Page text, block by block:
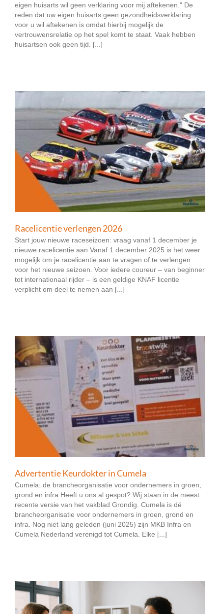
eigen huisarts wil geen verklaring voor mij aftekenen." De
reden dat uw eigen huisarts geen gezondheidsverklaring
voor u wil aftekenen is omdat hierbij mogelijk de
vertrouwensrelatie op het spel komt te staat. Vaak hebben
huisartsen ook geen tijd. [...]
Racelicentie verlengen 2026
Start jouw nieuwe raceseizoen: vraag vanaf 1 december je
nieuwe racelicentie aan Vanaf 1 december 2025 is het weer
mogelijk om je racelicentie aan te vragen of te verlengen
voor het nieuwe seizoen. Voor iedere coureur – van beginner
tot internationaal rijder – is een geldige KNAF licentie
verplicht om deel te nemen aan [...]
Advertentie Keurdokter in Cumela
Cumela: de brancheorganisatie voor ondernemers in groen,
grond en infra Heeft u ons al gespot? Wij staan in de meest
recente versie van het vakblad Grondig. Cumela is dé
brancheorganisatie voor ondernemers in groen, grond en
infra. Nog niet lang geleden (juni 2025) zijn MKB Infra en
Cumela Nederland verenigd tot Cumela. Elke [...]